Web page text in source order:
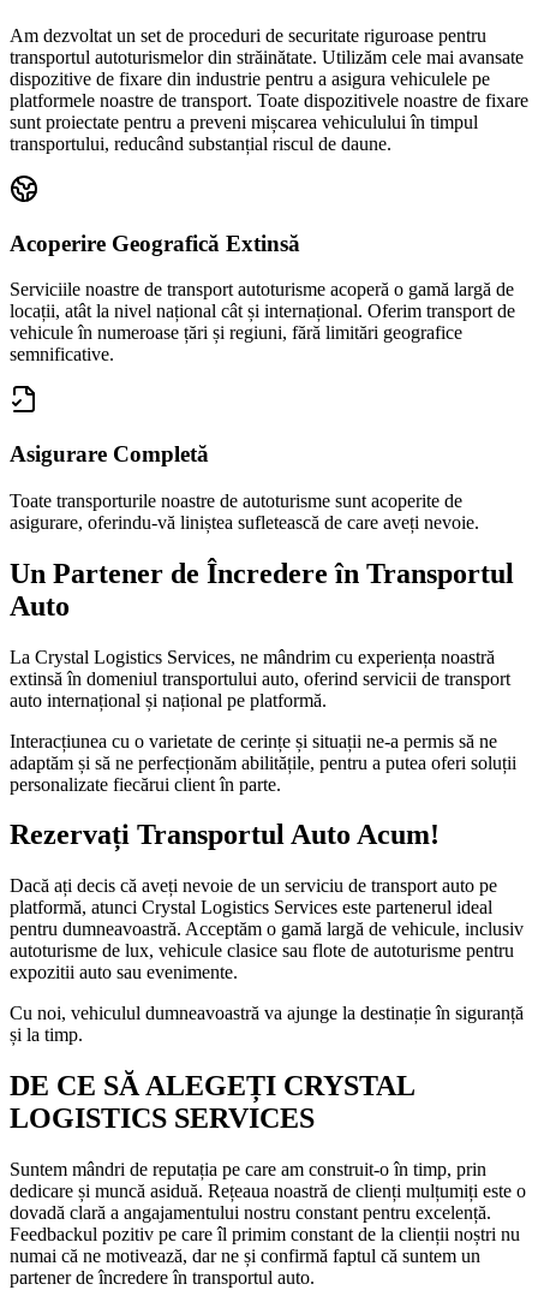
Am dezvoltat un set de proceduri de securitate riguroase pentru
transportul autoturismelor din străinătate. Utilizăm cele mai avansate
dispozitive de fixare din industrie pentru a asigura vehiculele pe
platformele noastre de transport. Toate dispozitivele noastre de fixare
sunt proiectate pentru a preveni mișcarea vehiculului în timpul
transportului, reducând substanțial riscul de daune.
Acoperire Geografică Extinsă
Serviciile noastre de transport autoturisme acoperă o gamă largă de
locații, atât la nivel național cât și internațional. Oferim transport de
vehicule în numeroase țări și regiuni, fără limitări geografice
semnificative.
Asigurare Completă
Toate transporturile noastre de autoturisme sunt acoperite de
asigurare, oferindu-vă liniștea sufletească de care aveți nevoie.
Un Partener de Încredere în Transportul
Auto
La Crystal Logistics Services, ne mândrim cu experiența noastră
extinsă în domeniul transportului auto, oferind servicii de transport
auto internațional și național pe platformă.
Interacțiunea cu o varietate de cerințe și situații ne-a permis să ne
adaptăm și să ne perfecționăm abilitățile, pentru a putea oferi soluții
personalizate fiecărui client în parte.
Rezervați Transportul Auto Acum!
Dacă ați decis că aveți nevoie de un serviciu de transport auto pe
platformă, atunci Crystal Logistics Services este partenerul ideal
pentru dumneavoastră. Acceptăm o gamă largă de vehicule, inclusiv
autoturisme de lux, vehicule clasice sau flote de autoturisme pentru
expozitii auto sau evenimente.
Cu noi, vehiculul dumneavoastră va ajunge la destinație în siguranță
și la timp.
DE CE SĂ ALEGEȚI CRYSTAL
LOGISTICS SERVICES
Suntem mândri de reputația pe care am construit-o în timp, prin
dedicare și muncă asiduă. Rețeaua noastră de clienți mulțumiți este o
dovadă clară a angajamentului nostru constant pentru excelență.
Feedbackul pozitiv pe care îl primim constant de la clienții noștri nu
numai că ne motivează, dar ne și confirmă faptul că suntem un
partener de încredere în transportul auto.